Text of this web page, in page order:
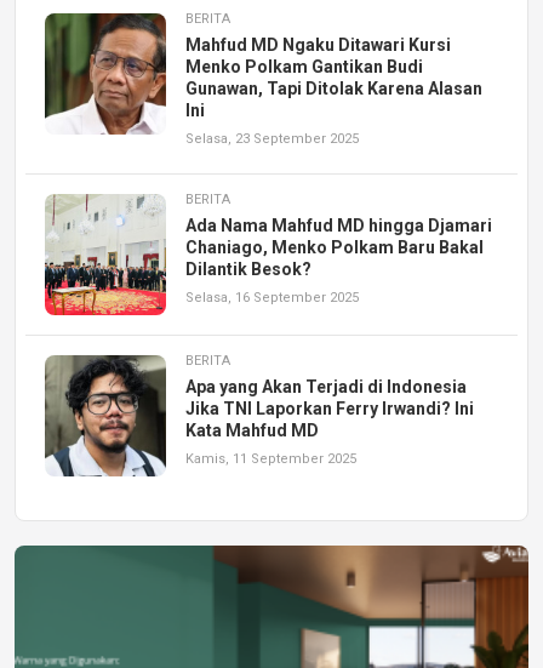
BERITA
Mahfud MD Ngaku Ditawari Kursi
Menko Polkam Gantikan Budi
Gunawan, Tapi Ditolak Karena Alasan
Ini
Selasa, 23 September 2025
BERITA
Ada Nama Mahfud MD hingga Djamari
Chaniago, Menko Polkam Baru Bakal
Dilantik Besok?
Selasa, 16 September 2025
BERITA
Apa yang Akan Terjadi di Indonesia
Jika TNI Laporkan Ferry Irwandi? Ini
Kata Mahfud MD
Kamis, 11 September 2025